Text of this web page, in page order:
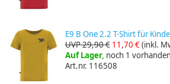
E9 B One 2.2 T-Shirt für
UVP 29,90 € 11,70 €(inkl.
Auf Lager, noch 1 vorhanden
Art.nr. 116508